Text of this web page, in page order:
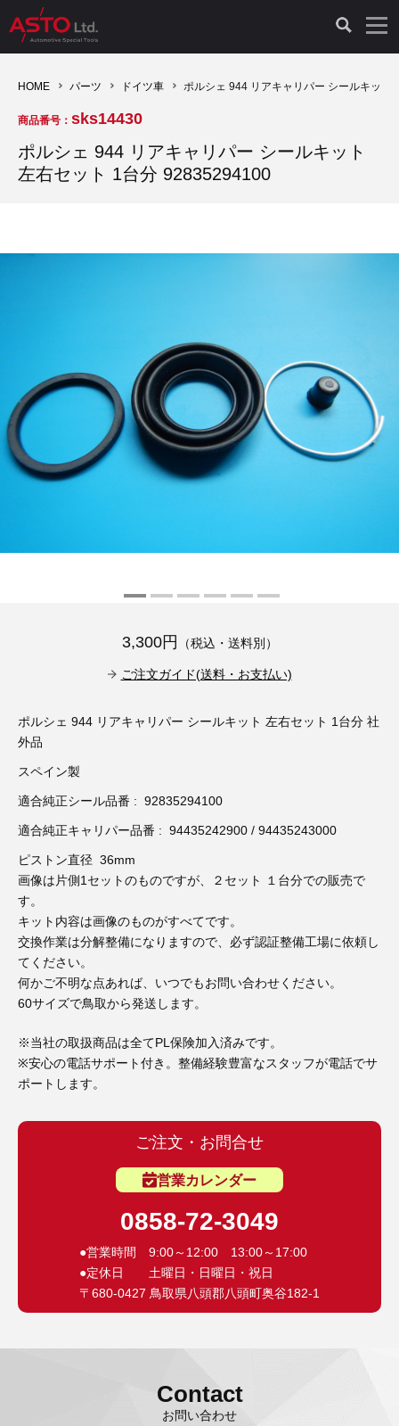
診断機（16）
キープログラマー（4）
その他（9）
診断テスター（10）
キープログラマー（20）
バッテリーテスター（4）
古い車両用診断テスター（10）
バイク用診断テスター（7）
HCB TOOLS（45）
AST TOOLS（51）
イタリア/フランス車（27）
イギリス車（23）
アメリカ車（15）
ホイールロック取り外しツール（6）
3D プリンターペン（8）
オシロスコープ（2）
オシロ関連商品（9）
ドイツ車（427）
イタリア/フランス車（145）
ロシア（8）
ブレーキキャリパーリペアキット（368）
ライト関連（6）
その他（12）
現品修理（77）
リビルト品（58）
オシロスコープ（10）
アクセサリー（13）
HOME パーツ ドイツ車 ポルシェ 944 リアキャリパー シールキット
商品番号： sks14430
ポルシェ 944 リアキャリパー シールキット
左右セット 1台分 92835294100
3,300円 （税込・送料別）
ご注文ガイド(送料・お支払い)
ポルシェ 944 リアキャリパー シールキット 左右セット 1台分 社
外品
スペイン製
適合純正シール品番 : 92835294100
適合純正キャリパー品番 : 94435242900 / 94435243000
ピストン直径 36mm
画像は片側1セットのものですが、２セット １台分での販売で
す。
キット内容は画像のものがすべてです。
交換作業は分解整備になりますので、必ず認証整備工場に依頼し
てください。
何かご不明な点あれば、いつでもお問い合わせください。
60サイズで鳥取から発送します。
※当社の取扱商品は全てPL保険加入済みです。
※安心の電話サポート付き。整備経験豊富なスタッフが電話でサ
ポートします。
ご注文・お問合せ
営業カレンダー
0858-72-3049
●営業時間 9:00～12:00 13:00～17:00
●定休日 土曜日・日曜日・祝日
〒680-0427 鳥取県八頭郡八頭町奥谷182-1
Contact
お問い合わせ